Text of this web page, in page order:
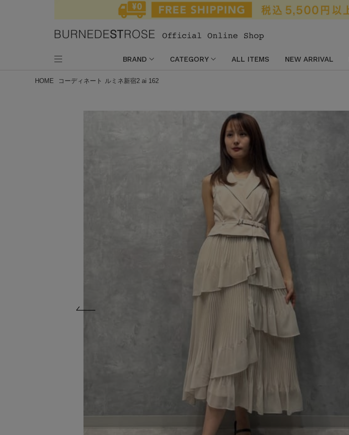
BRAND CATEGORY ALL ITEMS NEW ARRIVAL
HOME コーディネート ルミネ新宿2 ai 162